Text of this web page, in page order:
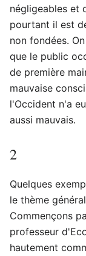
négligeables et
pourtant il est
non fondées.
que le public
de première
mauvaise
l'Occident n'a
aussi mauvais.
2
Quelques
le thème
Commençons
professeur
hautement